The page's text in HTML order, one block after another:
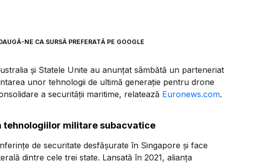
NE CA SURSĂ PREFERATĂ PE GOOGLE
și Statele Unite au anunțat sâmbătă un parteneriat
unor tehnologii de ultimă generație pentru drone
a securității maritime, relatează Euronews.com.
tehnologiilor militare subacvatice
de securitate desfășurate în Singapore și face
dintre cele trei state. Lansată în 2021, alianța